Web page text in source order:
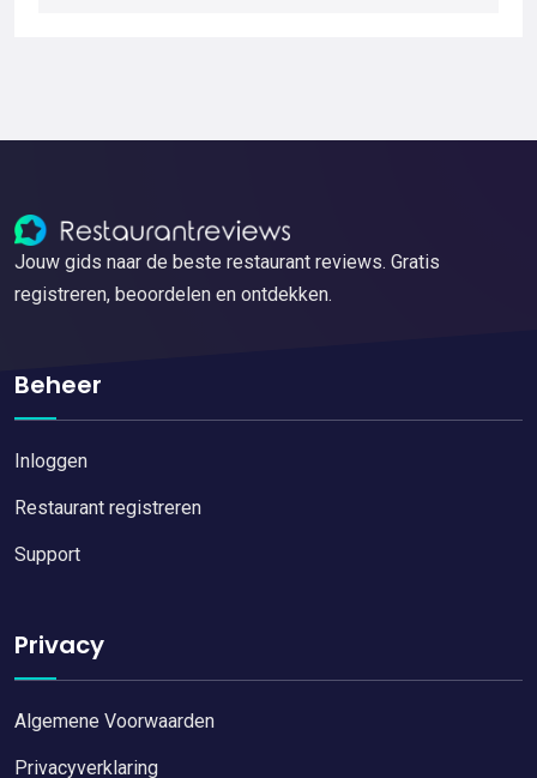
Jouw gids naar de beste restaurant reviews. Gratis
registreren, beoordelen en ontdekken.
Beheer
Inloggen
Restaurant registreren
Support
Privacy
Algemene Voorwaarden
Privacyverklaring